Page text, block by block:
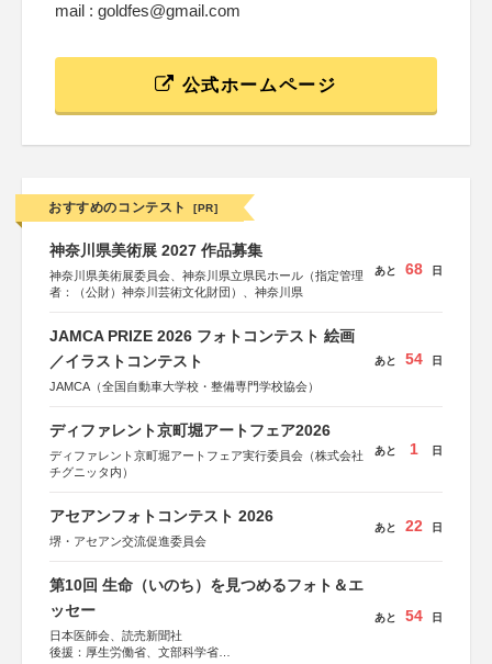
mail : goldfes@gmail.com
公式ホームページ
おすすめのコンテスト [PR]
神奈川県美術展 2027 作品募集
神奈川県美術展委員会、神奈川県立県民ホール（指定管理
者：（公財）神奈川芸術文化財団）、神奈川県
あと 68 日
JAMCA PRIZE 2026 フォトコンテスト 絵画
／イラストコンテスト
JAMCA（全国自動車大学校・整備専門学校協会）
あと 54 日
ディファレント京町堀アートフェア2026
ディファレント京町堀アートフェア実行委員会（株式会社
チグニッタ内）
あと 1 日
アセアンフォトコンテスト 2026
堺・アセアン交流促進委員会
あと 22 日
第10回 生命（いのち）を見つめるフォト＆エ
ッセー
日本医師会、読売新聞社
後援：厚生労働省、文部科学省
あと 54 日